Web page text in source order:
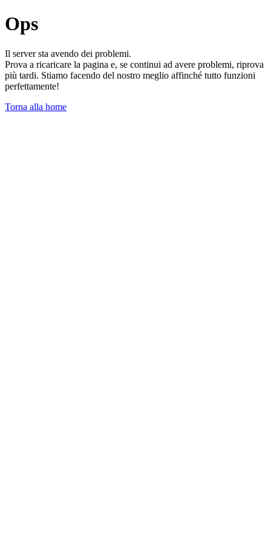
Ops
Il server sta avendo dei problemi.
Prova a ricaricare la pagina e, se continui ad avere problemi, riprova
più tardi. Stiamo facendo del nostro meglio affinché tutto funzioni
perfettamente!
Torna alla home